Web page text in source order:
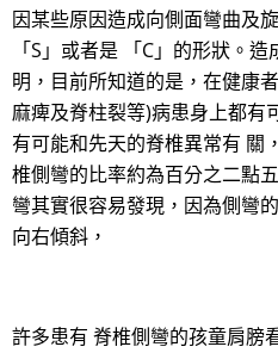
因某些原因造成向側面彎曲及
「S」或者是 「C」的形狀。
明，目前所知道的是，在健康
麻痺及脊柱裂等)病患身上都有
有可能和先天的脊椎異常有 關
椎側彎的比率約為百分之二點
彎其實很容易發現，因為側彎
向右傾斜，
許多患有 脊椎側彎的孩童肩膀